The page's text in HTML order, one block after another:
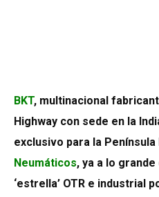
BKT, multinacional
Highway con sede en la
exclusivo para la Península
Neumáticos, ya a lo
‘estrella’ OTR e industrial